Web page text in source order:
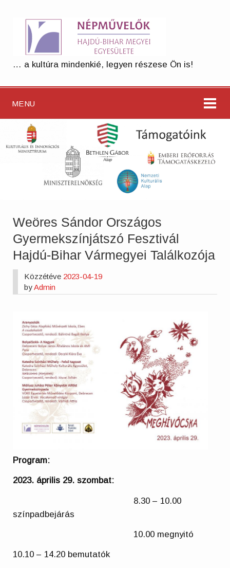
… a kultúra mindenkié, legyen részese Ön is!
MENU
Weöres Sándor Országos
Gyermekszínjátszó Fesztivál
Hajdú-Bihar Vármegyei Találkozója
Közzétéve 2023-04-19
byAdmin
Program:
2023. április 29. szombat:
8.30 – 10.00
színpadbejárás
10.00 megnyitó
10.10 – 14.20 bemutatók